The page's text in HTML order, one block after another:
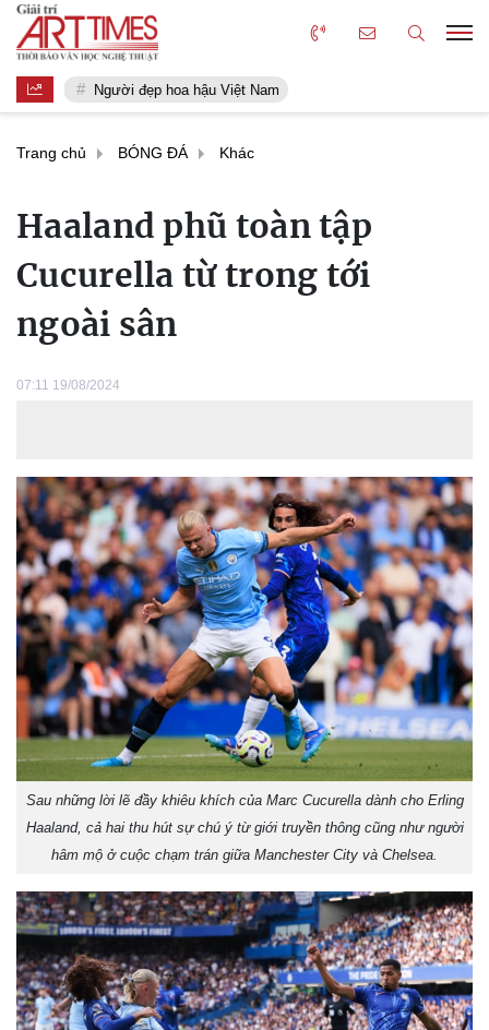
Người đẹp hoa hậu Việt Nam
Trang chủ BÓNG ĐÁ Khác
Haaland phũ toàn tập
Cucurella từ trong tới
ngoài sân
07:11 19/08/2024
Sau những lời lẽ đầy khiêu khích của Marc Cucurella dành cho Erling
Haaland, cả hai thu hút sự chú ý từ giới truyền thông cũng như người
hâm mộ ở cuộc chạm trán giữa Manchester City và Chelsea.